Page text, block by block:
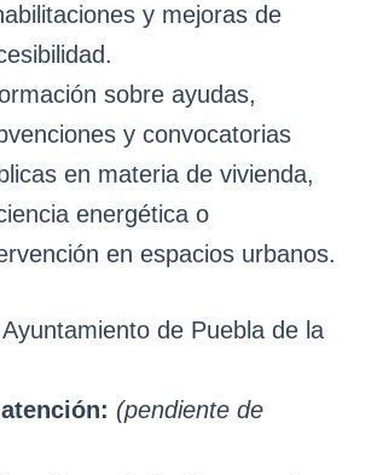
y mejoras de
sobre ayudas,
y convocatorias
en materia de vivienda,
energética o
en espacios urbanos.
Ayuntamiento de Puebla de la
(pendiente de